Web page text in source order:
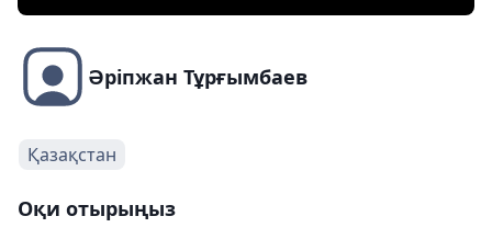
Әріпжан Тұрғымбаев
Қазақстан
Оқи отырыңыз